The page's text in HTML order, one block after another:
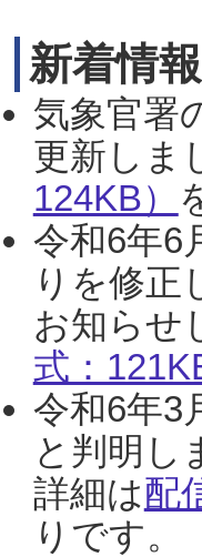
新着情報
気象官署
更新しま
124KB）
令和6年6
りを修正
お知らせ
式：
令和6年3
と判明し
詳細は配
りです。